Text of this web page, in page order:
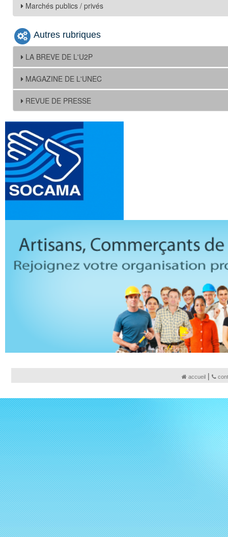
Marchés publics / privés
Autres rubriques
LA BREVE DE L'U2P
MAGAZINE DE L'UNEC
REVUE DE PRESSE
accueil|